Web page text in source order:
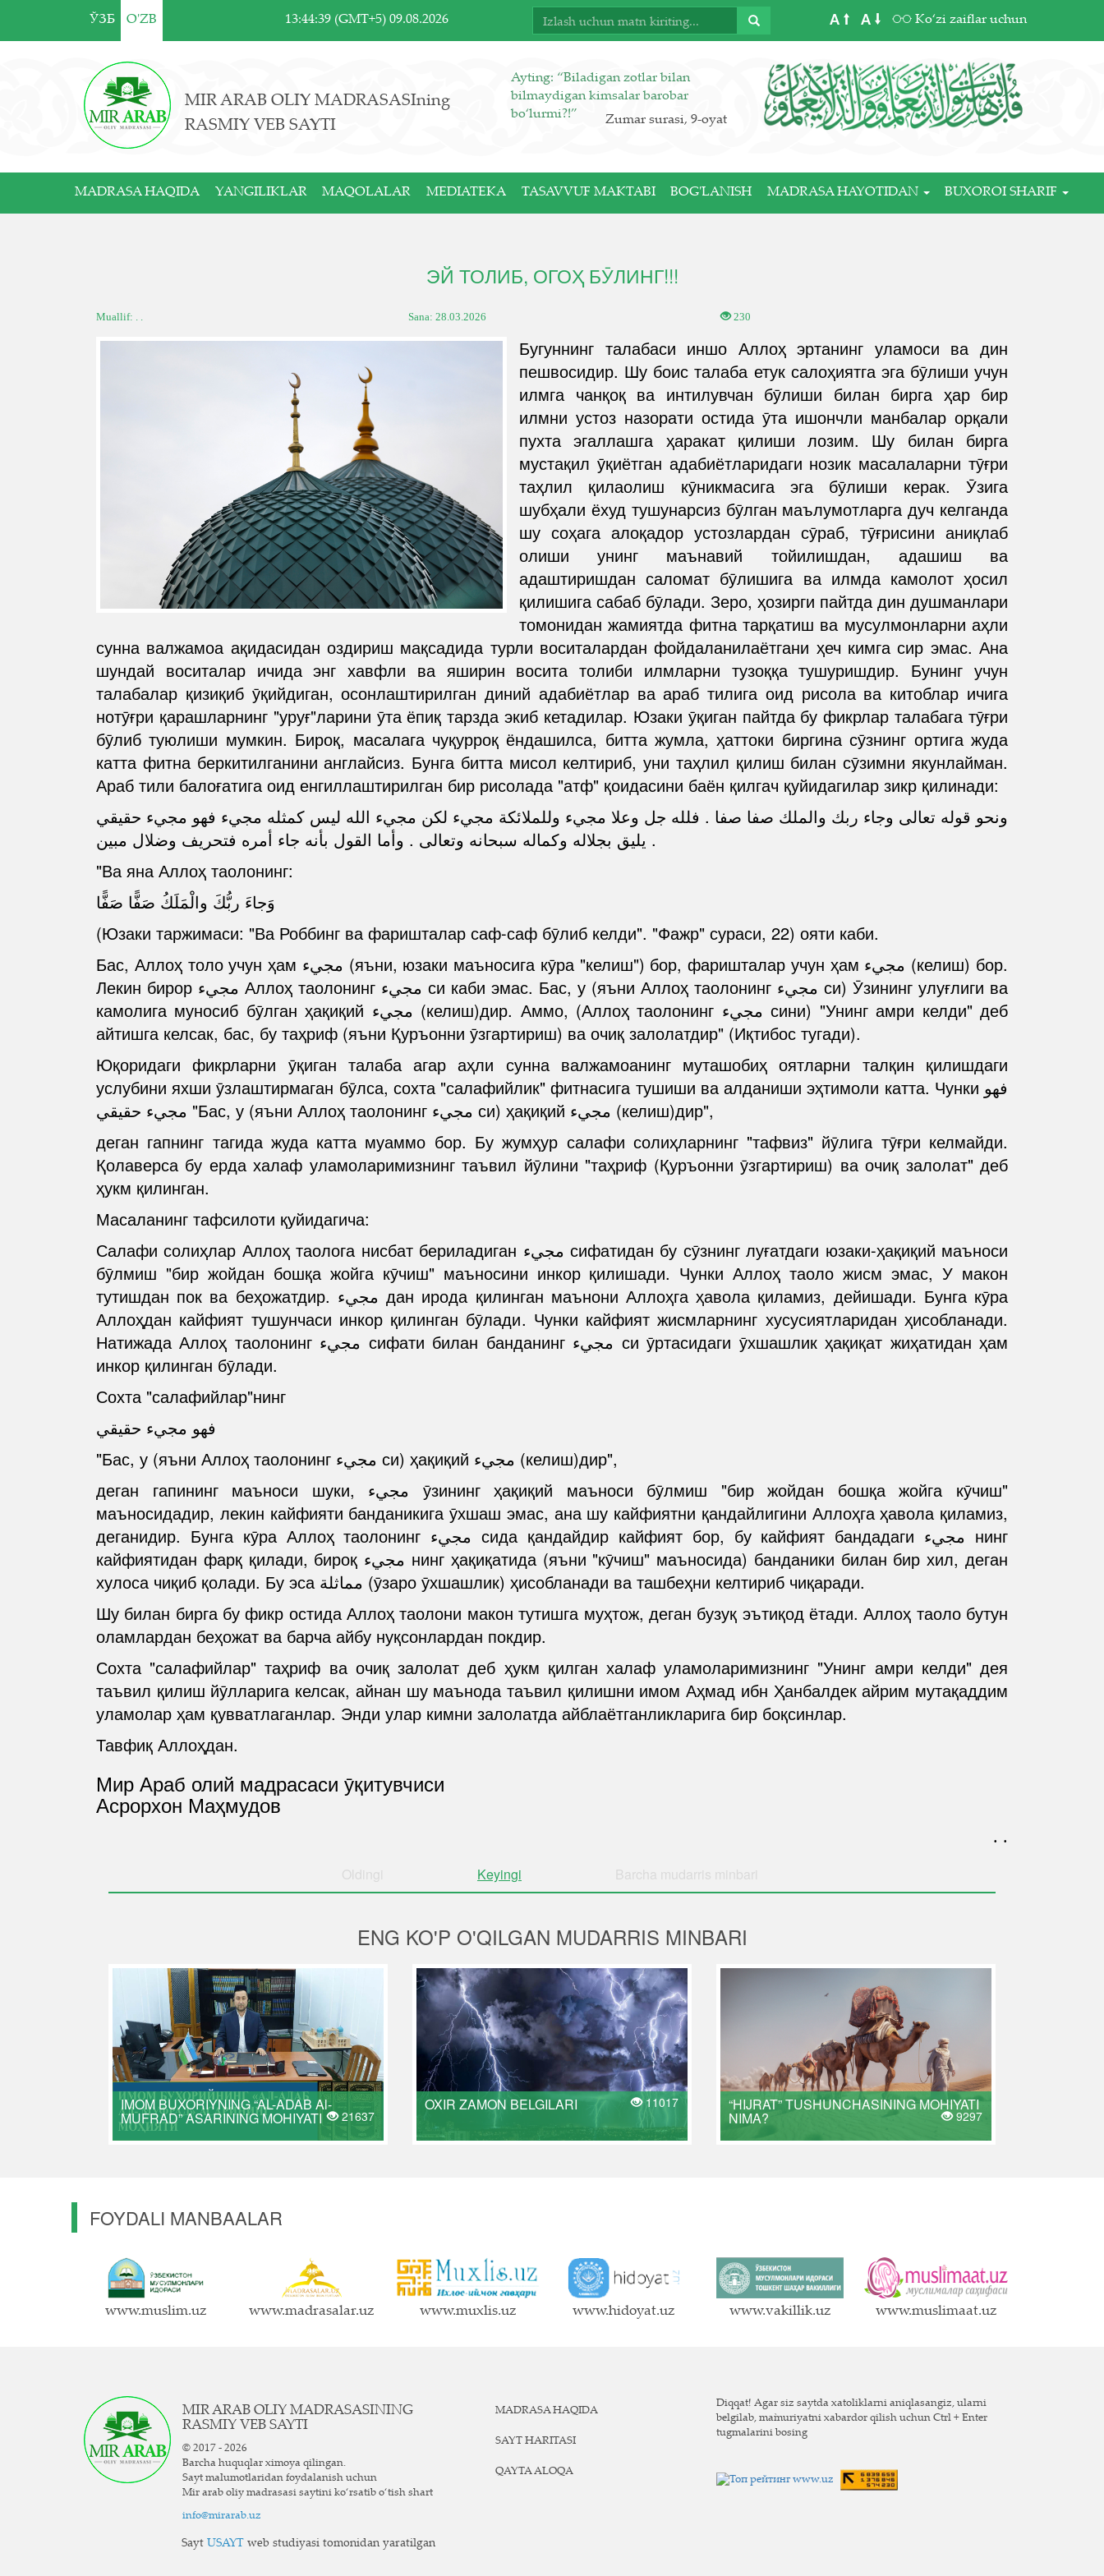
ЎЗБ O'ZB 13:44:39 (GMT+5) 09.08.2026 A A Ko‘zi zaiflar uchun
MIR ARAB OLIY MADRASASIning
RASMIY VEB SAYTI
Ayting: “Biladigan zotlar bilan
bilmaydigan kimsalar barobar
bo‘lurmi?!”
Zumar surasi, 9-oyat
MADRASA HAQIDA YANGILIKLAR MAQOLALAR MEDIATEKA TASAVVUF MAKTABI BOG'LANISH MADRASA HAYOTIDAN BUXOROI SHARIF
ЭЙ ТОЛИБ, ОГОҲ БӮЛИНГ!!!
Muallif: . . Sana: 28.03.2026 230
Бугуннинг талабаси иншо Аллоҳ эртанинг уламоси ва дин
пешвосидир. Шу боис талаба етук салоҳиятга эга бӯлиши учун
илмга чанқоқ ва интилувчан бӯлиши билан бирга ҳар бир
илмни устоз назорати остида ӯта ишончли манбалар орқали
пухта эгаллашга ҳаракат қилиши лозим. Шу билан бирга
мустақил ӯқиётган адабиётларидаги нозик масалаларни тӯғри
таҳлил қилаолиш кӯникмасига эга бӯлиши керак. Ӯзига
шубҳали ёхуд тушунарсиз бӯлган маълумотларга дуч келганда
шу соҳага алоқадор устозлардан сӯраб, тӯғрисини аниқлаб
олиши унинг маънавий тойилишдан, адашиш ва
адаштиришдан саломат бӯлишига ва илмда камолот ҳосил
қилишига сабаб бӯлади. Зеро, ҳозирги пайтда дин душманлари
томонидан жамиятда фитна тарқатиш ва мусулмонларни аҳли
сунна валжамоа ақидасидан оздириш мақсадида турли воситалардан фойдаланилаётгани ҳеч кимга сир эмас. Ана
шундай воситалар ичида энг хавфли ва яширин восита толиби илмларни тузоққа тушуришдир. Бунинг учун
талабалар қизиқиб ӯқийдиган, осонлаштирилган диний адабиётлар ва араб тилига оид рисола ва китоблар ичига
нотӯғри қарашларнинг "уруғ"ларини ӯта ёпиқ тарзда экиб кетадилар. Юзаки ӯқиган пайтда бу фикрлар талабага тӯғри
бӯлиб туюлиши мумкин. Бироқ, масалага чуқурроқ ёндашилса, битта жумла, ҳаттоки биргина сӯзнинг ортига жуда
катта фитна беркитилганини англайсиз. Бунга битта мисол келтириб, уни таҳлил қилиш билан сӯзимни якунлайман.
Араб тили балоғатига оид енгиллаштирилган бир рисолада "атф" қоидасини баён қилгач қуйидагилар зикр қилинади:
ونحو قوله تعالى وجاء ربك والملك صفا صفا . فلله جل وعلا مجيء وللملائكة مجيء لكن مجيء الله ليس كمثله مجيء فهو مجيء حقيقي
يليق بجلاله وكماله سبحانه وتعالى . وأما القول بأنه جاء أمره فتحريف وضلال مبين .
"Ва яна Аллоҳ таолонинг:
وَجاءَ ربُّكَ والْمَلَكُ صَفًّا صَفًّا
(Юзаки таржимаси: "Ва Роббинг ва фаришталар саф-саф бӯлиб келди". "Фажр" сураси, 22) ояти каби.
Бас, Аллоҳ толо учун ҳам مجيء (яъни, юзаки маъносига кӯра "келиш") бор, фаришталар учун ҳам مجيء (келиш) бор.
Лекин бирор مجيء Аллоҳ таолонинг مجيء си каби эмас. Бас, у (яъни Аллоҳ таолонинг مجيء си) Ӯзининг улуғлиги ва
камолига муносиб бӯлган ҳақиқий مجيء (келиш)дир. Аммо, (Аллоҳ таолонинг مجيء сини) "Унинг амри келди" деб
айтишга келсак, бас, бу таҳриф (яъни Қуръонни ӯзгартириш) ва очиқ залолатдир" (Иқтибос тугади).
Юқоридаги фикрларни ӯқиган талаба агар аҳли сунна валжамоанинг муташобиҳ оятларни талқин қилишдаги
услубини яхши ӯзлаштирмаган бӯлса, сохта "салафийлик" фитнасига тушиши ва алданиши эҳтимоли катта. Чунки فهو
مجيء حقيقي "Бас, у (яъни Аллоҳ таолонинг مجيء си) ҳақиқий مجيء (келиш)дир",
деган гапнинг тагида жуда катта муаммо бор. Бу жумҳур салафи солиҳларнинг "тафвиз" йӯлига тӯғри келмайди.
Қолаверса бу ерда халаф уламоларимизнинг таъвил йӯлини "таҳриф (Қуръонни ӯзгартириш) ва очиқ залолат" деб
ҳукм қилинган.
Масаланинг тафсилоти қуйидагича:
Салафи солиҳлар Аллоҳ таолога нисбат бериладиган مجيء сифатидан бу сӯзнинг луғатдаги юзаки-ҳақиқий маъноси
бӯлмиш "бир жойдан бошқа жойга кӯчиш" маъносини инкор қилишади. Чунки Аллоҳ таоло жисм эмас, У макон
тутишдан пок ва беҳожатдир. مجيء дан ирода қилинган маънони Аллоҳга ҳавола қиламиз, дейишади. Бунга кӯра
Аллоҳдан кайфият тушунчаси инкор қилинган бӯлади. Чунки кайфият жисмларнинг хусусиятларидан ҳисобланади.
Натижада Аллоҳ таолонинг مجيء сифати билан банданинг مجيء си ӯртасидаги ӯхшашлик ҳақиқат жиҳатидан ҳам
инкор қилинган бӯлади.
Сохта "салафийлар"нинг
فهو مجيء حقيقي
"Бас, у (яъни Аллоҳ таолонинг مجيء си) ҳақиқий مجيء (келиш)дир",
деган гапининг маъноси шуки, مجيء ӯзининг ҳақиқий маъноси бӯлмиш "бир жойдан бошқа жойга кӯчиш"
маъносидадир, лекин кайфияти банданикига ӯхшаш эмас, ана шу кайфиятни қандайлигини Аллоҳга ҳавола қиламиз,
деганидир. Бунга кӯра Аллоҳ таолонинг مجيء сида қандайдир кайфият бор, бу кайфият бандадаги مجيء нинг
кайфиятидан фарқ қилади, бироқ مجيء нинг ҳақиқатида (яъни "кӯчиш" маъносида) банданики билан бир хил, деган
хулоса чиқиб қолади. Бу эса مماثلة (ӯзаро ӯхшашлик) ҳисобланади ва ташбеҳни келтириб чиқаради.
Шу билан бирга бу фикр остида Аллоҳ таолони макон тутишга муҳтож, деган бузуқ эътиқод ётади. Аллоҳ таоло бутун
оламлардан беҳожат ва барча айбу нуқсонлардан покдир.
Сохта "салафийлар" таҳриф ва очиқ залолат деб ҳукм қилган халаф уламоларимизнинг "Унинг амри келди" дея
таъвил қилиш йӯлларига келсак, айнан шу маънода таъвил қилишни имом Аҳмад ибн Ҳанбалдек айрим мутақаддим
уламолар ҳам қувватлаганлар. Энди улар кимни залолатда айблаётганликларига бир боқсинлар.
Тавфиқ Аллоҳдан.
Мир Араб олий мадрасаси ӯқитувчиси
Асрорхон Маҳмудов
. .
Oldingi Keyingi Barcha mudarris minbari
ENG KO'P O'QILGAN MUDARRIS MINBARI
IMOM BUXORIYNING “AL-ADAB Al-
MUFRAD” ASARINING MOHIYATI 21637
OXIR ZAMON BELGILARI 11017 “HIJRAT” TUSHUNCHASINING MOHIYATI
NIMA? 9297
FOYDALI MANBAALAR
www.muslim.uz www.madrasalar.uz www.muxlis.uz www.hidoyat.uz www.vakillik.uz www.muslimaat.uz
MIR ARAB OLIY MADRASASINING
RASMIY VEB SAYTI
© 2017 - 2026
Barcha huquqlar ximoya qilingan.
Sayt ma`lumotlaridan foydalanish uchun
Mir arab oliy madrasasi saytini ko‘rsatib o‘tish shart
info@mirarab.uz
MADRASA HAQIDA
SAYT HARITASI
QAYTA ALOQA
Diqqat! Agar siz saytda xatoliklarni aniqlasangiz, ularni
belgilab, ma`muriyatni xabardor qilish uchun Ctrl + Enter
tugmalarini bosing
Sayt USAYT web studiyasi tomonidan yaratilgan